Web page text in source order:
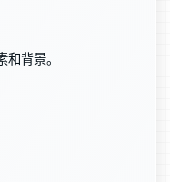
背景。